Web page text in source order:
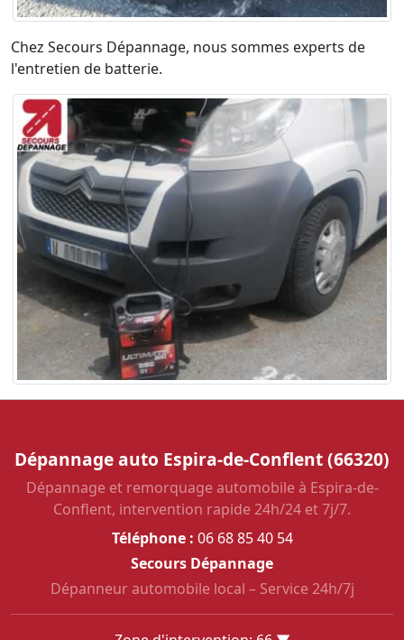
Chez Secours Dépannage, nous sommes experts de
l'entretien de batterie.
Dépannage auto Espira-de-Conflent (66320)
Dépannage et remorquage automobile à Espira-de-
Conflent, intervention rapide 24h/24 et 7j/7.
Téléphone : 06 68 85 40 54
Secours Dépannage
Dépanneur automobile local – Service 24h/7j